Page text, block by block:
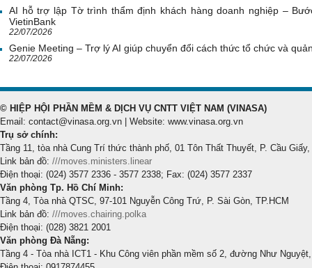
AI hỗ trợ lập Tờ trình thẩm định khách hàng doanh nghiệp –
VietinBank
22/07/2026
Genie Meeting – Trợ lý AI giúp chuyển đổi cách thức tổ chức và
22/07/2026
© HIỆP HỘI PHẦN MỀM & DỊCH VỤ CNTT VIỆT NAM (VINASA)
Email: contact@vinasa.org.vn | Website: www.vinasa.org.vn
Trụ sở chính:
Tầng 11, tòa nhà Cung Trí thức thành phố, 01 Tôn Thất Thuyết, P. Cầu Giấy,
Link bản đồ: ///moves.ministers.linear
Điện thoại: (024) 3577 2336 - 3577 2338; Fax: (024) 3577 2337
Văn phòng Tp. Hồ Chí Minh:
Tầng 4, Tòa nhà QTSC, 97-101 Nguyễn Công Trứ, P. Sài Gòn, TP.HCM
Link bản đồ: ///moves.chairing.polka
Điện thoại: (028) 3821 2001
Văn phòng Đà Nẵng:
Tầng 4 - Tòa nhà ICT1 - Khu Công viên phần mềm số 2, đường Như